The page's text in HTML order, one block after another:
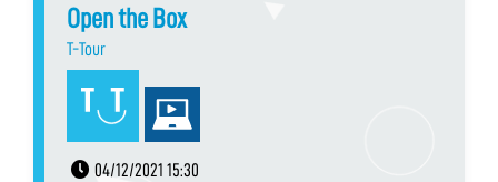
Open the Box
T-Tour
04/12/2021 15:30